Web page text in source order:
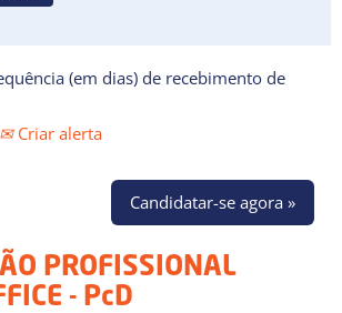
(em dias) de recebimento de
Criar alerta
Candidatar-se agora »
PROFISSIONAL
- PcD